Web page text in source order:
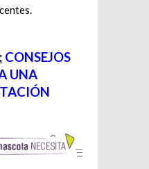
CONSEJOS
UNA